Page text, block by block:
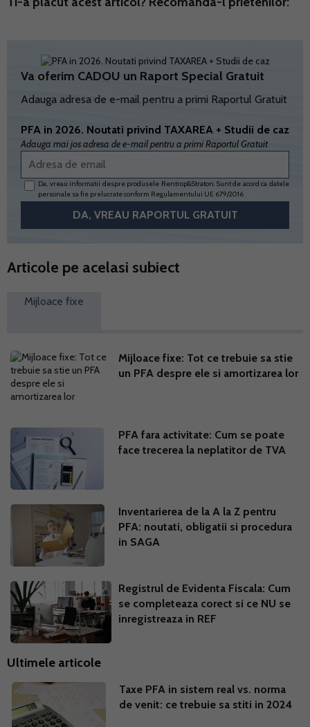
Va oferim CADOU un Raport Special Gratuit
Adauga adresa de e-mail pentru a primi Raportul Gratuit
PFA in 2026. Noutati privind TAXAREA + Studii de caz
Adauga mai jos adresa de e-mail pentru a primi Raportul Gratuit
Da, vreau informatii despre produsele Rentrop&Straton. Sunt de acord ca datele
personale sa fie prelucrate conform Regulamentului UE 679/2016
Articole pe acelasi subiect
Mijloace fixe
Mijloace fixe: Tot ce trebuie sa stie
un PFA despre ele si amortizarea lor
PFA fara activitate: Cum se poate
face trecerea la neplatitor de TVA
Inventarierea de la A la Z pentru
PFA: noutati, obligatii si procedura
in SAGA
Registrul de Evidenta Fiscala: Cum
se completeaza corect si ce NU se
inregistreaza in REF
Ultimele articole
Taxe PFA in sistem real vs. norma
de venit: ce trebuie sa stiti in 2024